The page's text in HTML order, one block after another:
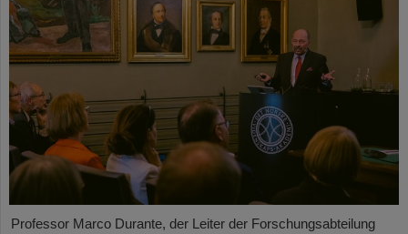
Professor Marco Durante, der Leiter der Forschungsabteilung